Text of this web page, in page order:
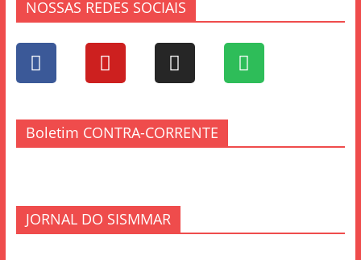
NOSSAS REDES SOCIAIS
Boletim CONTRA-CORRENTE
JORNAL DO SISMMAR